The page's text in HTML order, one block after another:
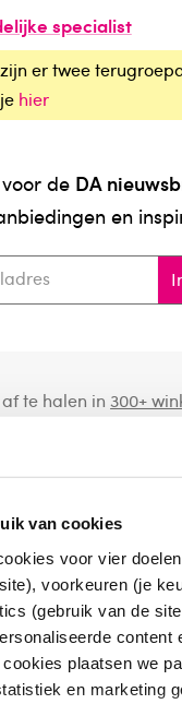
van cookies
voor vier
voorkeuren (je
(gebruik van de
content
plaatsen we
en marketing
specialist
er twee
hier
de DA
en
te halen in300+
8.6 uit4.106 reviews